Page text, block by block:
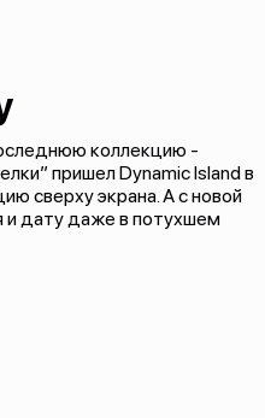
коллекцию -
пришел Dynamic Island в
сверху экрана. А с новой
и дату даже в потухшем